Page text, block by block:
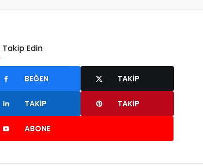
Takip Edin
BEĞEN TAKIP
TAKIP TAKIP
ABONE